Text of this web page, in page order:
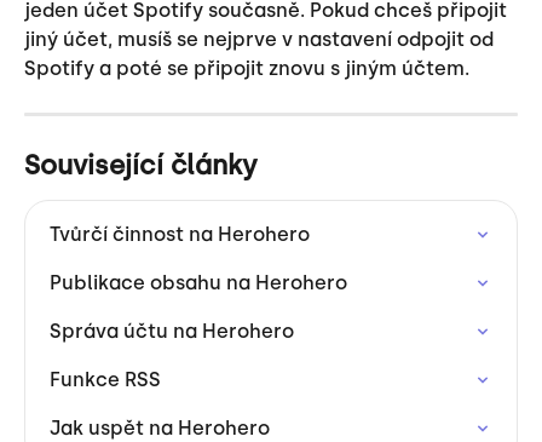
jeden účet Spotify současně. Pokud chceš připojit
jiný účet, musíš se nejprve v nastavení odpojit od
Spotify a poté se připojit znovu s jiným účtem.
Související články
Tvůrčí činnost na Herohero
Publikace obsahu na Herohero
Správa účtu na Herohero
Funkce RSS
Jak uspět na Herohero